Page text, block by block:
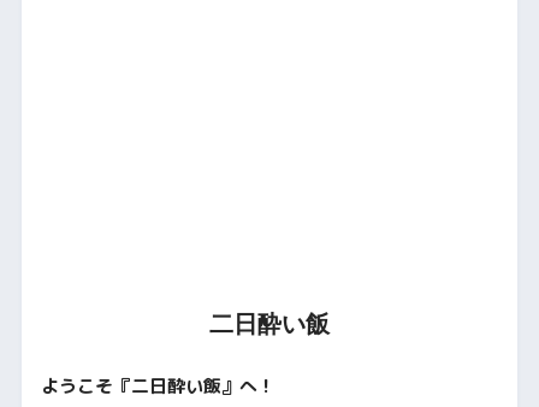
二日酔い飯
ようこそ『二日酔い飯』へ！